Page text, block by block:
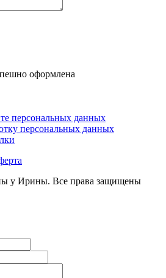
оформлена
персональных данных
персональных данных
у Ирины. Все права защищены